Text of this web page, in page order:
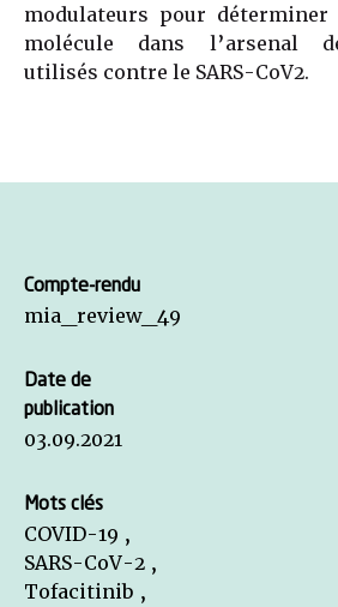
modulateurs pour
molécule dans l’arsenal
utilisés contre le SARS-CoV2.
Compte-rendu
mia_review_49
Date de
publication
03.09.2021
Mots clés
COVID-19 ,
SARS-CoV-2 ,
Tofacitinib ,